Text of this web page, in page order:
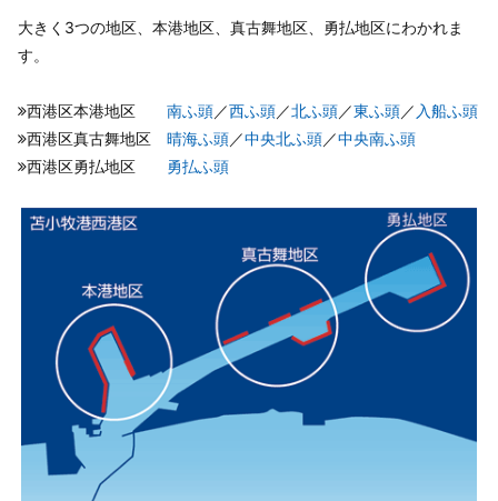
大きく3つの地区、本港地区、真古舞地区、勇払地区にわかれま
す。
西港区本港地区 南ふ頭／西ふ頭／北ふ頭／東ふ頭／ 入船ふ頭
西港区真古舞地区 晴海ふ頭／中央北ふ頭／中央南ふ頭
西港区勇払地区 勇払ふ頭